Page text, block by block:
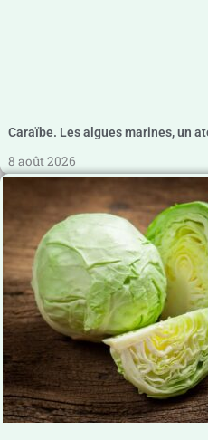
Caraïbe. Les algues marines, un
8 août 2026